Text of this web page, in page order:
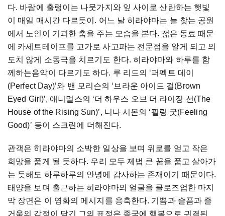
다. 바람에 출렁이는 나뭇가지와 잎 사이로 산란하는 햇빛
이 매일 매시간 다르듯이. 어느 날 히라야마는 늘 찾는 공원
에서 노인이 기괴한 춤을 주는 모습을 본다. 젊은 동료 때문
에 카세트테이프를 고가로 사고파는 전문점을 알게 되고 의
도치 않게 소동극을 치르기도 한다. 히라야마와 하루를 함
께하는음악이 다르기도 하다. 루 리드의 ‘퍼펙트 데이
(Perfect Day)’와 밴 모리슨의 ‘브라운 아이드 걸(Brown
Eyed Girl)’, 애니멀스의 ‘더 하우스 오브 더 라이징 선(The
House of the Rising Sun)’, 니나 시몬의 ‘필링 굿(Feeling
Good)’ 등이 스크린에 더해진다.
관객은 히라야마의 소박한 일상을 보며 위로를 얻고 작은
희망을 품게 될 듯하다. 우리 모두 제법 큰 꿈을 품고 살아가
는 듯해도 하루하루의 안녕에 감사하는 존재이기 때문이다.
태양을 보며 출근하는 히라야마의 얼굴을 클로즈업한 마지
막 장면은 이 영화의 메시지를 응축한다. 기쁨과 슬픔과 즐
거움의 감정이 담긴 그의 표정은 종국에 행복으로 귀결된